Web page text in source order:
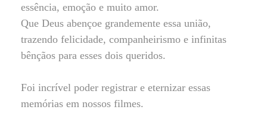
essência, emoção e muito amor.
Que Deus abençoe grandemente essa união,
trazendo felicidade, companheirismo e infinitas
bênçãos para esses dois queridos.
Foi incrível poder registrar e eternizar essas
memórias em nossos filmes.